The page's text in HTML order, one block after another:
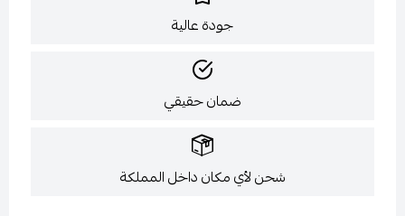
جودة عالية
ضمان حقيقي
شحن لأي مكان داخل المملكة